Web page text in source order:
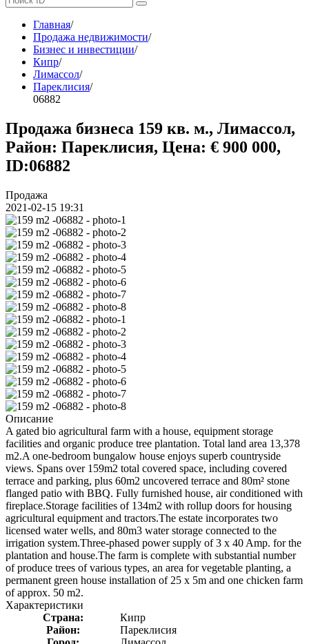
Главная/
Продажа недвижимости/
Бизнес и инвестиции/
Кипр/
Лимассол/
Пареклисия/
06882
Продажа бизнеса 159 кв. м., Лимассол,
Район: Пареклисия, Цена: € 900 000,
ID:06882
Продажа
2021-02-15 19:31
Описание
A gated bio agricultural farm with a house, equipment storage
facilities and organic produce tree plantation. Total land area 13,378
m2.A one-bedroom bungalow house enjoys superb countryside
views. Spans over 159m2 total covered space, including covered
terrace and parking, plus 60m2 uncovered terrace and 80m² stone
flanged patio with BBQ. Fully furnished house, air conditioned with
fireplace.Storage facilities of 134m2 with rollup doors for housing
agricultural equipment and tractors.The estate incorporates two
licensed water wells, and 80m3 water storage connected to the
irrigation system.Three-phased power supply of 3 x 40 Amp. for the
plantation and house.The farm is complete with substantial number
of produce trees of various types, an area for vegetable planting, a
permanent green house installation of 25 x 5m and one chicken farm
of approx. 50 m2.
Характеристики
Страна:
Кипр
Район:
Пареклисия